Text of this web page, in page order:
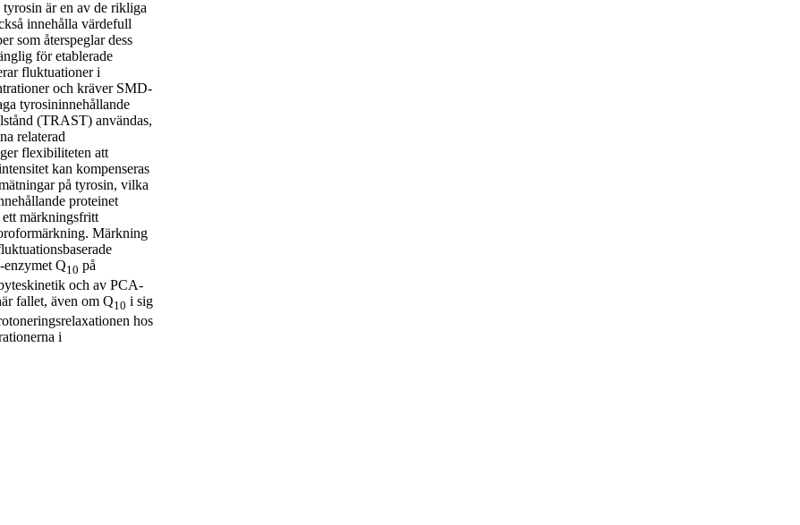
är en av de rikliga
innehålla värdefull
som återspeglar dess
för etablerade
fluktuationer i
och kräver SMD-
tyrosininnehållande
(TRAST) användas,
relaterad
flexibiliteten att
kan kompenseras
på tyrosin, vilka
proteinet
märkningsfritt
Märkning
Q10 på
och av PCA-
fallet, även om Q10 i sig
hos
i